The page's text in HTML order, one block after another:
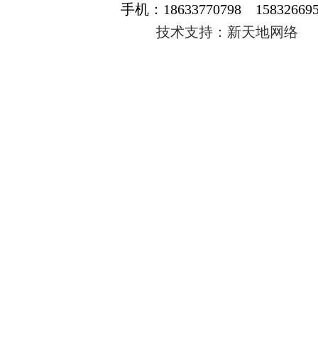
手机：18633770798
技术支持：新天地网络